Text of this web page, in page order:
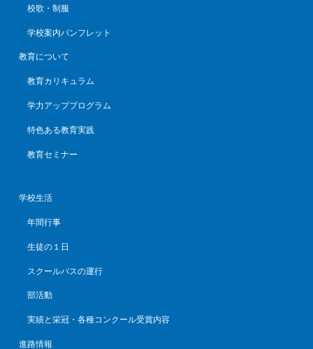
校歌・制服
学校案内パンフレット
教育について
教育カリキュラム
学力アッププログラム
特色ある教育実践
教育セミナー
学校生活
年間行事
生徒の１日
スクールバスの運行
部活動
実績と栄冠・各種コンクール受賞内容
進路情報